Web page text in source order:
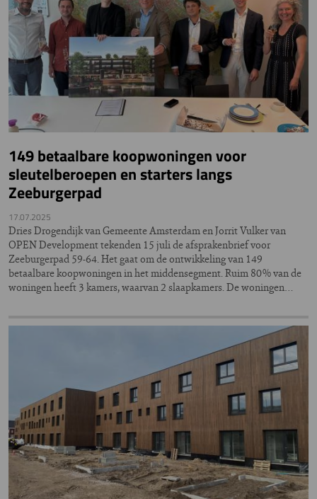
149 betaalbare koopwoningen voor
sleutelberoepen en starters langs
Zeeburgerpad
17.07.2025
Dries Drogendijk van Gemeente Amsterdam en Jorrit Vulker van
OPEN Development tekenden 15 juli de afsprakenbrief voor
Zeeburgerpad 59-64. Het gaat om de ontwikkeling van 149
betaalbare koopwoningen in het middensegment. Ruim 80% van de
woningen heeft 3 kamers, waarvan 2 slaapkamers. De woningen…